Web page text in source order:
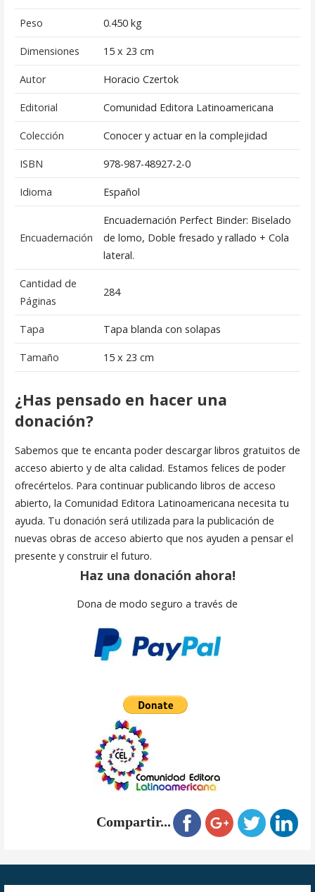
Peso 0.450 kg
Dimensiones 15 x 23 cm
Autor Horacio Czertok
Editorial Comunidad Editora Latinoamericana
Colección Conocer y actuar en la complejidad
ISBN 978-987-48927-2-0
Idioma Español
Encuadernación
Encuadernación Perfect Binder: Biselado
de lomo, Doble fresado y rallado + Cola
lateral.
Cantidad de
Páginas
284
Tapa Tapa blanda con solapas
Tamaño 15 x 23 cm
¿Has pensado en hacer una
donación?
Sabemos que te encanta poder descargar libros gratuitos de
acceso abierto y de alta calidad. Estamos felices de poder
ofrecértelos. Para continuar publicando libros de acceso
abierto, la Comunidad Editora Latinoamericana necesita tu
ayuda. Tu donación será utilizada para la publicación de
nuevas obras de acceso abierto que nos ayuden a pensar el
presente y construir el futuro.
Haz una donación ahora!
Dona de modo seguro a través de
Compartir...